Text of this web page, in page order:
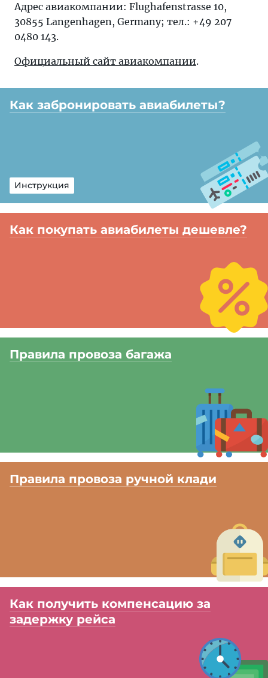
Адрес авиакомпании: Flughafenstrasse 10,
30855 Langenhagen, Germany; тел.: +49 207
0480 143.
Официальный сайт авиакомпании.
Как забронировать авиабилеты?
Инструкция
Как покупать авиабилеты дешевле?
Правила провоза багажа
Правила провоза ручной клади
Как получить компенсацию за
задержку рейса